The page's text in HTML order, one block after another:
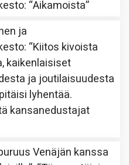
: “Aikamoista”
ja
: “Kiitos kivoista
kaikenlaisiset
ja joutilaisuudesta
lyhentää.
kansanedustajat
Venäjän kanssa